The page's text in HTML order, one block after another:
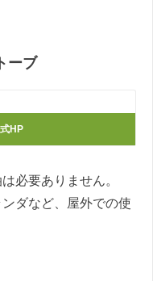
ーブ
HP
必要ありません。
ダなど、屋外での使